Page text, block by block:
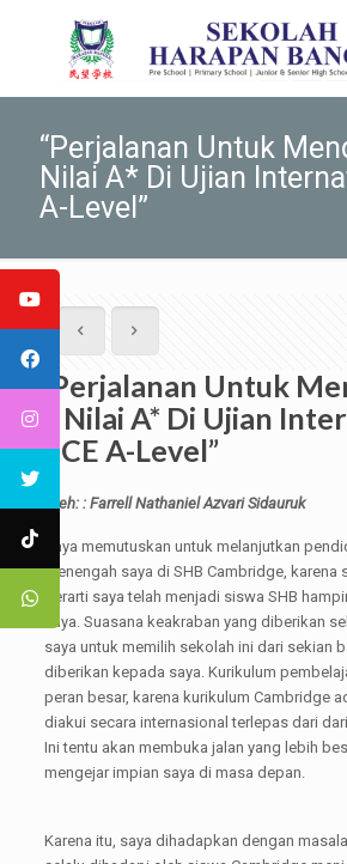
“Perjalanan Untuk
Nilai A* Di Ujian
A-Level”
“Perjalanan Untuk
4 Nilai A* Di Ujian
GCE A-Level”
Oleh: : Farrell Nathaniel Azvari Sidauruk
Saya memutuskan untuk melanjutkan
menengah saya di SHB Cambridge, karena
berarti saya telah menjadi siswa SHB
saya. Suasana keakraban yang diberikan
saya untuk memilih sekolah ini dari sekian
diberikan kepada saya. Kurikulum
peran besar, karena kurikulum Cambridge
diakui secara internasional terlepas dari
Ini tentu akan membuka jalan yang lebih
mengejar impian saya di masa depan.
Karena itu, saya dihadapkan dengan